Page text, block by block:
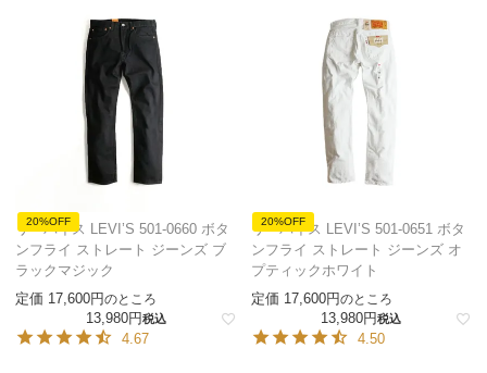
20%OFF
リーバイス LEVI’S 501-0660 ボタ
ンフライ ストレート ジーンズ ブ
ラックマジック
定価 17,600 のところ
13,980 税込
4.67
20%OFF
リーバイス LEVI’S 501-0651 ボタ
ンフライ ストレート ジーンズ オ
プティックホワイト
定価 17,600 のところ
13,980 税込
4.50